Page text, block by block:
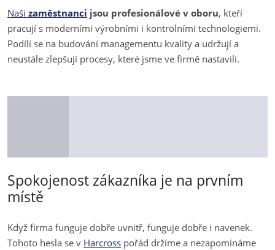
Naši zaměstnanci jsou profesionálové v oboru, kteří
pracují s moderními výrobními i kontrolními technologiemi.
Podílí se na budování managementu kvality a udržují a
neustále zlepšují procesy, které jsme ve firmě nastavili.
Spokojenost zákazníka je na prvním
místě
Když firma funguje dobře uvnitř, funguje dobře i navenek.
Tohoto hesla se v Harcross pořád držíme a nezapomínáme